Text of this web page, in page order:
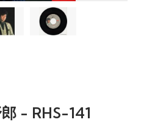
- RHS-141